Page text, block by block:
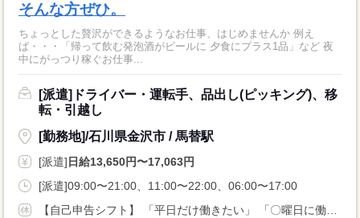
そんな方ぜひ。
ちょっとした贅沢ができるようなお仕事、はじめませんか 例え
ば・・・「帰って飲む発泡酒がビールに 夕食にプラス1品」など 夜
中にがっつり稼ぐお仕事...
[派遣]ドライバー・運転手、品出し(ピッキング)、移
転・引越し
[勤務地]/石川県金沢市 / 馬替駅
[派遣] 日給13,650円〜17,063円
[派遣]09:00〜21:00、11:00〜22:00、06:00〜17:00
【自己申告シフト】 「平日だけ働きたい」 「〇曜日に働きたい」 など、働き方は自分で選べます。 曜日・時間についてのご希望も 面談の際に教えてくださいね。 ※こちらは中型以上のお仕事の例です